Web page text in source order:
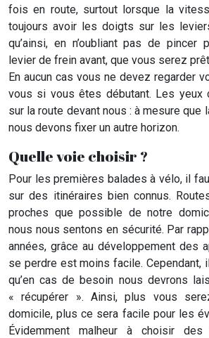
fois en route, surtout lorsque la
toujours avoir les doigts sur les
qu’ainsi, en n’oubliant pas de pincer
levier de frein avant, que vous serez
En aucun cas vous ne devez regarder
vous si vous êtes débutant. Les yeux
sur la route devant nous : à mesure que
nous devons fixer un autre horizon.
Quelle voie choisir ?
Pour les premières balades à vélo, il
sur des itinéraires bien connus.
proches que possible de notre
nous nous sentons en sécurité. Par
années, grâce au développement des
se perdre est moins facile. Cependant,
qu’en cas de besoin nous devrons
« récupérer ». Ainsi, plus vous
domicile, plus ce sera facile pour les
Évidemment malheur à choisir des